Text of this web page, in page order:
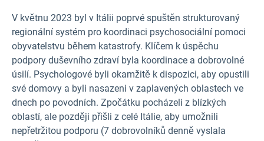
V květnu 2023 byl v Itálii poprvé spuštěn strukturovaný
regionální systém pro koordinaci psychosociální pomoci
obyvatelstvu během katastrofy. Klíčem k úspěchu
podpory duševního zdraví byla koordinace a dobrovolné
úsilí. Psychologové byli okamžitě k dispozici, aby opustili
své domovy a byli nasazeni v zaplavených oblastech ve
dnech po povodních. Zpočátku pocházeli z blízkých
oblastí, ale později přišli z celé Itálie, aby umožnili
nepřetržitou podporu (7 dobrovolníků denně vyslala